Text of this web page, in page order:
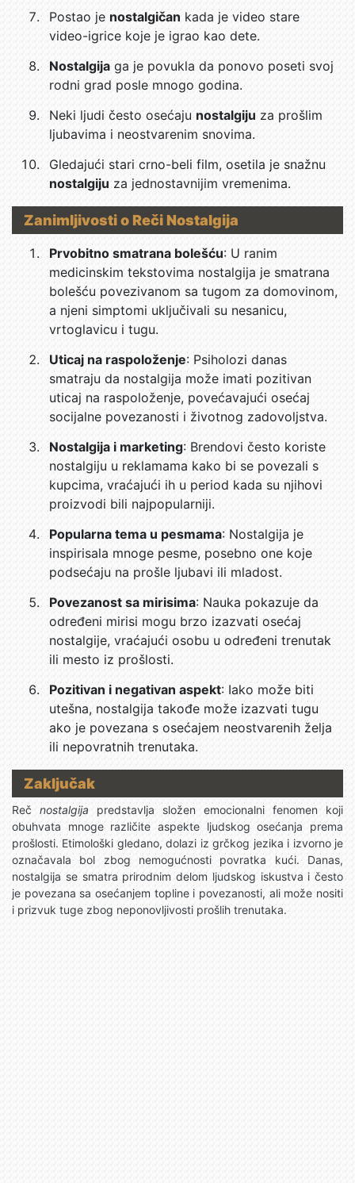
Postao je nostalgičankada je video stare
video-igrice koje je igrao kao dete.
Nostalgijaga je povukla da ponovo poseti svoj
rodni grad posle mnogo godina.
Neki ljudi često osećajunostalgijuza prošlim
ljubavima i neostvarenim snovima.
Gledajući stari crno-beli film, osetila je snažnu
nostalgijuza jednostavnijim vremenima.
Zanimljivosti o Reči Nostalgija
Prvobitno smatrana bolešću: U ranim
medicinskim tekstovima nostalgija je smatrana
bolešću povezivanom sa tugom za domovinom,
a njeni simptomi uključivali su nesanicu,
vrtoglavicu i tugu.
Uticaj na raspoloženje: Psiholozi danas
smatraju da nostalgija može imati pozitivan
uticaj na raspoloženje, povećavajući osećaj
socijalne povezanosti i životnog zadovoljstva.
Nostalgija i marketing: Brendovi često koriste
nostalgiju u reklamama kako bi se povezali s
kupcima, vraćajući ih u period kada su njihovi
proizvodi bili najpopularniji.
Popularna tema u pesmama: Nostalgija je
inspirisala mnoge pesme, posebno one koje
podsećaju na prošle ljubavi ili mladost.
Povezanost sa mirisima: Nauka pokazuje da
određeni mirisi mogu brzo izazvati osećaj
nostalgije, vraćajući osobu u određeni trenutak
ili mesto iz prošlosti.
Pozitivan i negativan aspekt: Iako može biti
utešna, nostalgija takođe može izazvati tugu
ako je povezana s osećajem neostvarenih želja
ili nepovratnih trenutaka.
Zaključak
Reč nostalgija predstavlja složen emocionalni fenomen koji
obuhvata mnoge različite aspekte ljudskog osećanja prema
prošlosti. Etimološki gledano, dolazi iz grčkog jezika i izvorno je
označavala bol zbog nemogućnosti povratka kući. Danas,
nostalgija se smatra prirodnim delom ljudskog iskustva i često
je povezana sa osećanjem topline i povezanosti, ali može nositi
i prizvuk tuge zbog neponovljivosti prošlih trenutaka.